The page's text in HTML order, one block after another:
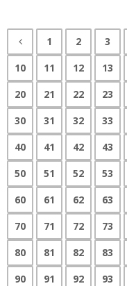
1 2 3
10
11 12 13
20
21 22 23
30
31 32 33
40
41 42 43
50
51 52 53
60
61 62 63
70
71 72 73
80
81 82 83
90
91 92 93